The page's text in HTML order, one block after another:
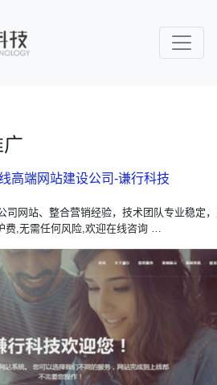
高端网站建设公司-谦行科技
司网站、整合营销经验，技术团队专业稳定
费,无需任何风险,欢迎在线咨询 …